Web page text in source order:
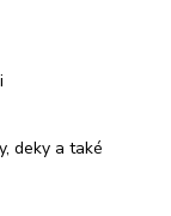
deky a také